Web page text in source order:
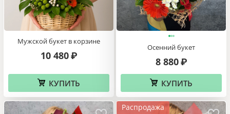
Мужской букет в корзине
10 480 ₽
КУПИТЬ
Осенний букет
8 880 ₽
КУПИТЬ
Распродажа